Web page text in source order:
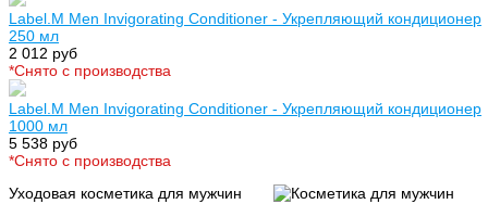
Label.M Men Invigorating Conditioner - Укрепляющий кондиционер
250 мл
2 012 руб
*Cнято с производства
Label.M Men Invigorating Conditioner - Укрепляющий кондиционер
1000 мл
5 538 руб
*Cнято с производства
Уходовая косметика для мужчин